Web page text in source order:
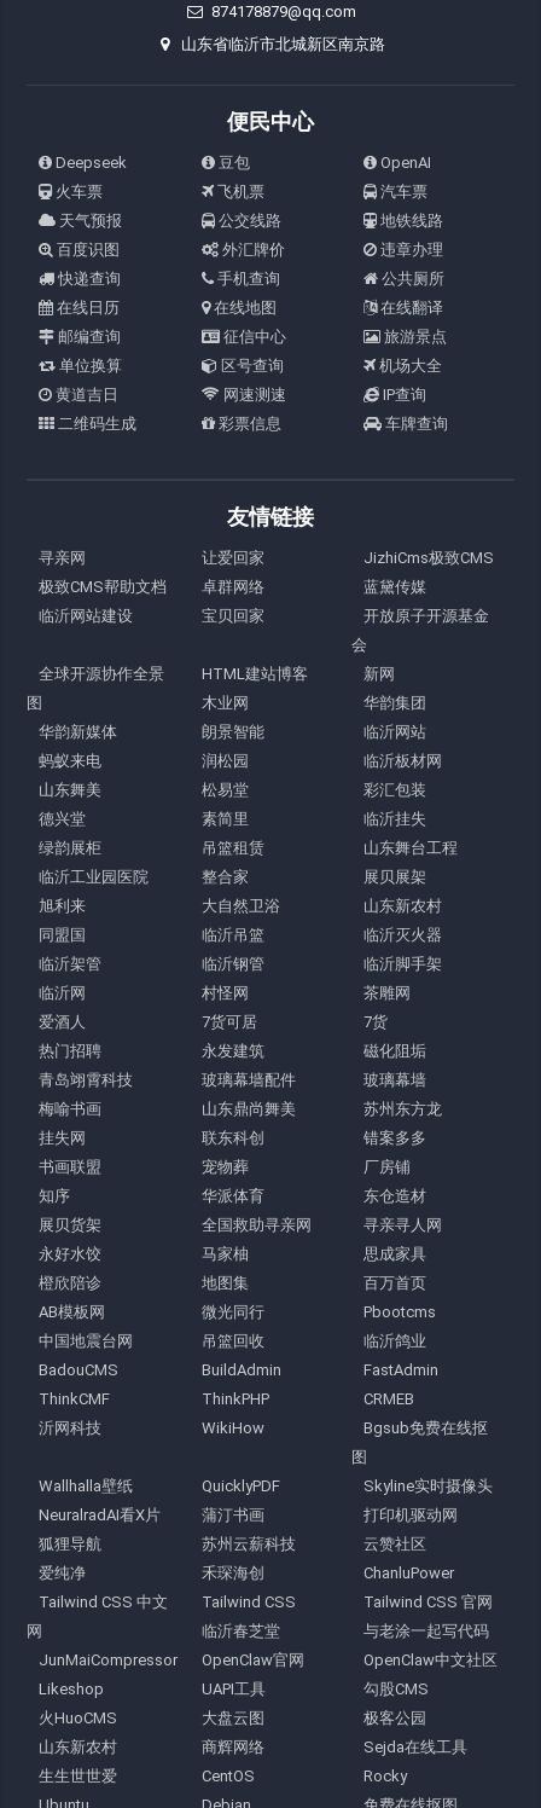
874178879@qq.com
山东省临沂市北城新区南京路
便民中心
Deepseek 豆包
OpenAI
火车票
飞机票
汽车票
天气预报
公交线路
地铁线路
百度识图
外汇牌价
违章办理
快递查询
手机查询
公共厕所
在线日历
在线地图
在线翻译
邮编查询
征信中心
旅游景点
单位换算
区号查询
机场大全
黄道吉日
网速测速
IP查询
二维码生成
彩票信息 车牌查询
友情链接
寻亲网 让爱回家
JizhiCms极致CMS
极致CMS帮助文档
卓群网络
蓝黛传媒
临沂网站建设
宝贝回家
开放原子开源基金
会
全球开源协作全景
图
HTML建站博客
新网
木业网
华韵集团
华韵新媒体
朗景智能
临沂网站
蚂蚁来电
润松园
临沂板材网
山东舞美
松易堂
彩汇包装
德兴堂
素简里
临沂挂失
绿韵展柜
吊篮租赁
山东舞台工程
临沂工业园医院
整合家
展贝展架
旭利来
大自然卫浴
山东新农村
同盟国
临沂吊篮
临沂灭火器
临沂架管
临沂钢管
临沂脚手架
临沂网
村怪网
茶雕网
爱酒人
7货可居
7货
热门招聘
永发建筑
磁化阻垢
青岛翊霄科技
玻璃幕墙配件
玻璃幕墙
梅喻书画
山东鼎尚舞美
苏州东方龙
挂失网
联东科创
错案多多
书画联盟
宠物葬
厂房铺
知序
华派体育
东仓造材
展贝货架
全国救助寻亲网
寻亲寻人网
永好水饺
马家柚
思成家具
橙欣陪诊
地图集
百万首页
AB模板网
微光同行
Pbootcms
中国地震台网
吊篮回收
临沂鸽业
BadouCMS
BuildAdmin
FastAdmin
ThinkCMF
ThinkPHP
CRMEB
沂网科技
WikiHow
Bgsub免费在线抠
图
Wallhalla壁纸
QuicklyPDF
Skyline实时摄像头
NeuralradAI看X片
蒲汀书画
打印机驱动网
狐狸导航
苏州云薪科技
云赞社区
爱纯净
禾琛海创
ChanluPower
Tailwind CSS 中文
网
Tailwind CSS
Tailwind CSS 官网
临沂春芝堂
与老涂一起写代码
JunMaiCompressor
OpenClaw官网
OpenClaw中文社区
Likeshop
UAPI工具
勾股CMS
火HuoCMS
大盘云图
极客公园
山东新农村
商辉网络
Sejda在线工具
生生世世爱
CentOS
Rocky